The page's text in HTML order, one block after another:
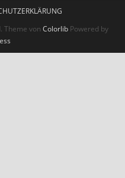
Theme von Colorlib Powered by